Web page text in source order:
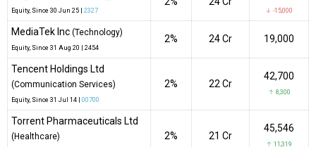
Equity, Since 30 Jun 25 | 2327 ↓ -15,000
MediaTek Inc (Technology)
Equity, Since 31 Aug 20 | 2454
2% ₹24 Cr 19,000
Tencent Holdings Ltd
(Communication Services)
Equity, Since 31 Jul 14 | 00700
2% ₹22 Cr
42,700
↑ 8,300
Torrent Pharmaceuticals Ltd
(Healthcare) 2% ₹21 Cr
45,546
↑ 11,319